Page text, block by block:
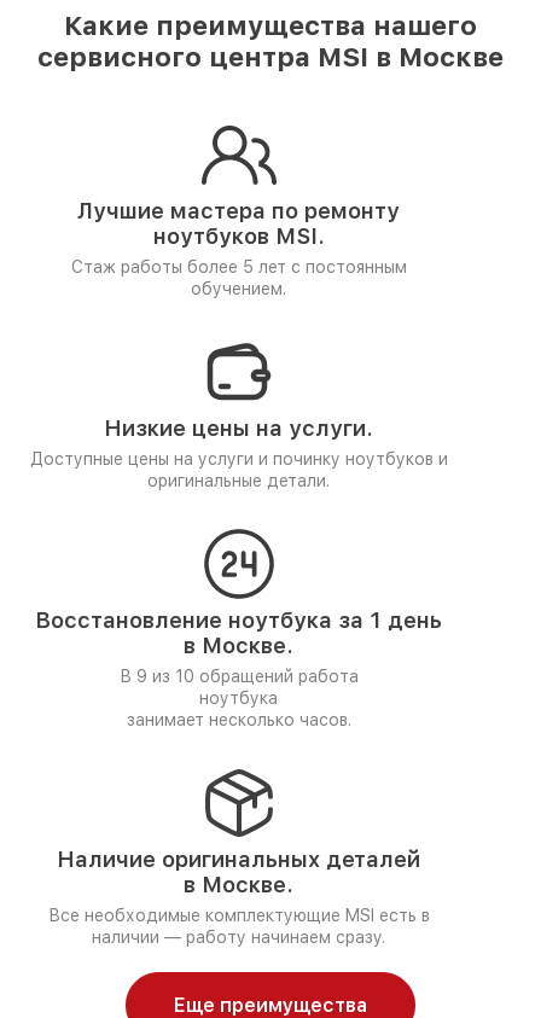
Какие преимущества нашего
сервисного центра MSI в Москве
Лучшие мастера по ремонту
ноутбуков MSI.
Стаж работы более 5 лет с постоянным
обучением.
Низкие цены на услуги.
Доступные цены на услуги и починку ноутбуков и
оригинальные детали.
Восстановление ноутбука за 1 день
в Москве.
В 9 из 10 обращений работа
ноутбука
занимает несколько часов.
Наличие оригинальных деталей
в Москве.
Все необходимые комплектующие MSI есть в
наличии — работу начинаем сразу.
Еще преимущества